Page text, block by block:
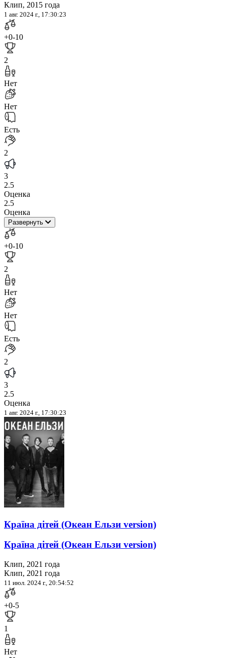
Клип, 2015 года
1 авг. 2024 г., 17:30:23
+0-10
2
Нет
Нет
Есть
2
3
2.5
Оценка
2.5
Оценка
Развернуть
+0-10
2
Нет
Нет
Есть
2
3
2.5
Оценка
1 авг. 2024 г., 17:30:23
Країна дітей (Океан Ельзи version)
Країна дітей (Океан Ельзи version)
Клип, 2021 года
Клип, 2021 года
11 июл. 2024 г., 20:54:52
+0-5
1
Нет